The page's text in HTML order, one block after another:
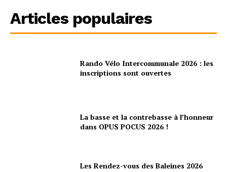
Articles populaires
Rando Vélo Intercommunale 2026 : les
inscriptions sont ouvertes
La basse et la contrebasse à l’honneur
dans OPUS POCUS 2026 !
Les Rendez-vous des Baleines 2026